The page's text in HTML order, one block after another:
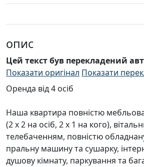
опис
Цей текст був перекладений
Показати оригінал Показати
Оренда від 4 осіб
Наша квартира повністю
(2 x 2 на осіб, 2 x 1 на кого),
телебаченням, повністю
пральну машину та сушарку,
душову кімнату, паркування та